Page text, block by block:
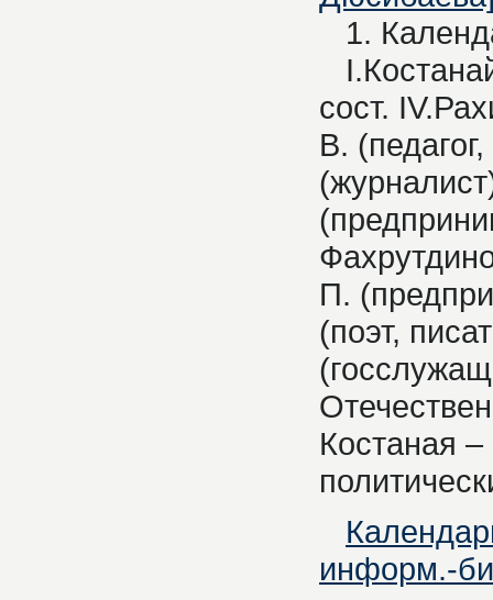
1.
сост.
В.
П.
(поэт,
Костаная
информ.-